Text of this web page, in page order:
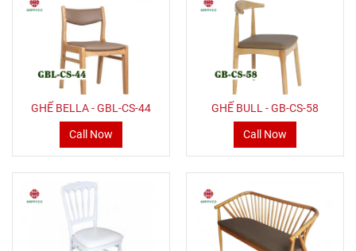
GHẾ BELLA - GBL-CS-44
Call Now
GHẾ BULL - GB-CS-58
Call Now